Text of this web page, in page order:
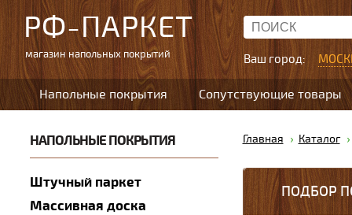
РФ-ПАРКЕТ
магазин напольных покрытий Ваш город:
Напольные покрытия Сопутствующие товары
НАПОЛЬНЫЕ ПОКРЫТИЯ
Штучный паркет
Массивная доска
Главная Каталог
ПОДБОР